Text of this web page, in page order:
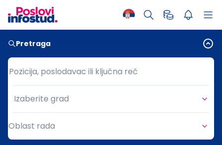
Pretraga
Pozicija, poslodavac ili ključna reč
Pozicija, poslodavac ili ključna reč
Grad
Izaberite grad
Oblast rada